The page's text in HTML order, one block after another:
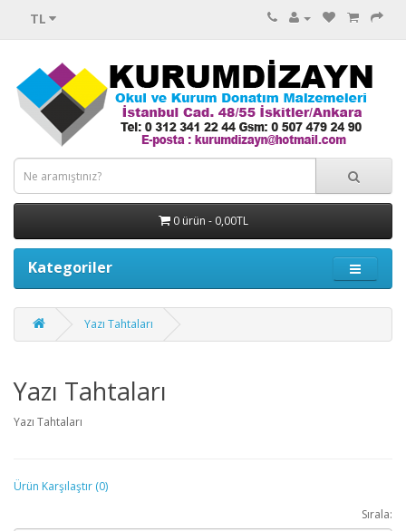
TL
0 ürün - 0,00TL
Kategoriler
Yazı Tahtaları
Yazı Tahtaları
Yazı Tahtaları
Ürün Karşılaştır (0)
Sırala: